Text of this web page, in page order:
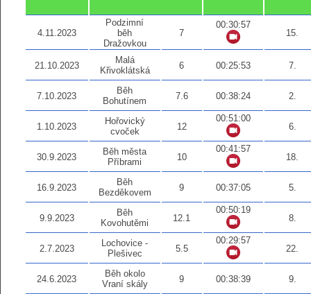
4.11.2023
Podzimní
běh
Dražovkou
7
00:30:57
15.
21.10.2023
Malá
Křivoklátská
6 00:25:53 7.
7.10.2023
Běh
Bohutínem
7.6 00:38:24 2.
1.10.2023
Hořovický
cvoček
12
00:51:00
6.
30.9.2023
Běh města
Příbrami
10
00:41:57
18.
16.9.2023
Běh
Bezděkovem
9 00:37:05 5.
9.9.2023
Běh
Kovohutěmi
12.1
00:50:19
8.
2.7.2023
Lochovice -
Plešivec
5.5
00:29:57
22.
24.6.2023
Běh okolo
Vraní skály
9 00:38:39 9.